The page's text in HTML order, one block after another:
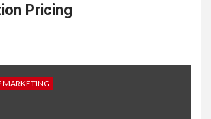
Pricing
MARKETING